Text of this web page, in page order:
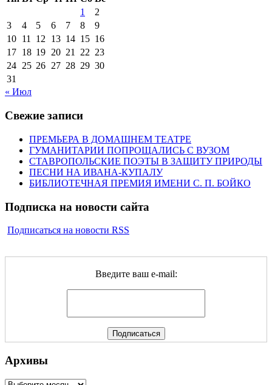
1
2
3
4 5 6 7 8
9
10 11 12 13 14 15 16
17 18 19 20 21 22 23
24 25 26 27 28 29 30
31
« Июл
Свежие записи
ПРЕМЬЕРА В ДОМАШНЕМ ТЕАТРЕ
ГУМАНИТАРИИ ПОПРОЩАЛИСЬ С ВУЗОМ
СТАВРОПОЛЬСКИЕ ПОЭТЫ В ЗАЩИТУ ПРИРОДЫ
ПЕСНИ НА ИВАНА-КУПАЛУ
БИБЛИОТЕЧНАЯ ПРЕМИЯ ИМЕНИ С. П. БОЙКО
Подписка на новости сайта
Подписаться на новости RSS
Введите ваш e-mail:
Архивы